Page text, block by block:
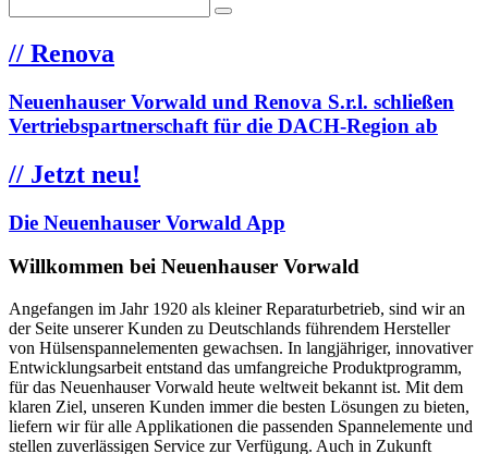
// Renova
Neuenhauser Vorwald und Renova S.r.l. schließen
Vertriebspartnerschaft für die DACH-Region ab
// Jetzt neu!
Die Neuenhauser Vorwald App
Willkommen bei Neuenhauser Vorwald
Angefangen im Jahr 1920 als kleiner Reparaturbetrieb, sind wir an
der Seite unserer Kunden zu Deutschlands führendem Hersteller
von Hülsenspannelementen gewachsen. In langjähriger, innovativer
Entwicklungsarbeit entstand das umfangreiche Produktprogramm,
für das Neuenhauser Vorwald heute weltweit bekannt ist. Mit dem
klaren Ziel, unseren Kunden immer die besten Lösungen zu bieten,
liefern wir für alle Applikationen die passenden Spannelemente und
stellen zuverlässigen Service zur Verfügung. Auch in Zukunft